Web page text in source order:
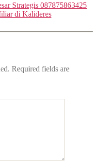
Strategis 087875863425
di Kalideres
Required fields are